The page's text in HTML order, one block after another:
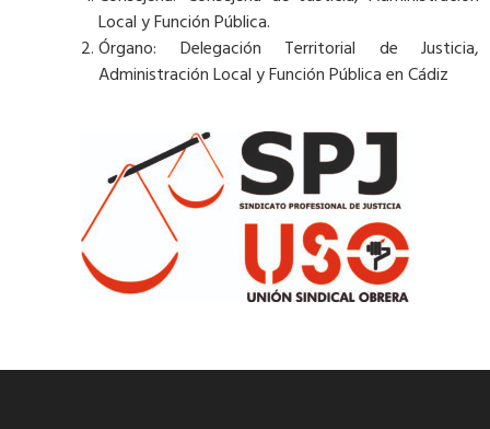
Local y Función Pública.
Órgano: Delegación Territorial de Justicia,
Administración Local y Función Pública en Cádiz